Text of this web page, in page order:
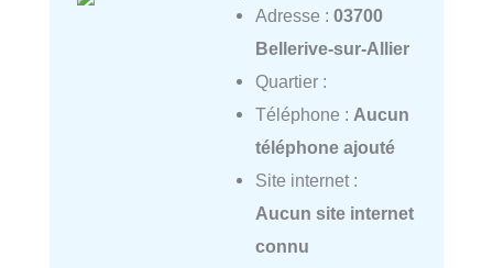
Adresse : 03700
Bellerive-sur-Allier
Quartier :
Téléphone : Aucun
téléphone ajouté
Site internet :
Aucun site internet
connu